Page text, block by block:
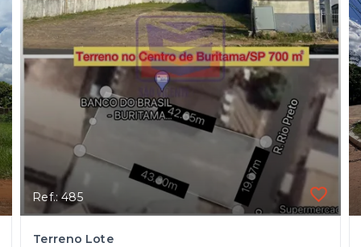
Ref.: 485
Terreno Lote